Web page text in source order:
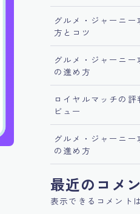
グルメ・ジャーニ
方とコツ
グルメ・ジャーニ
の進め方
ロイヤルマッチの
ビュー
グルメ・ジャーニ
の進め方
最近のコメ
表示できるコメント